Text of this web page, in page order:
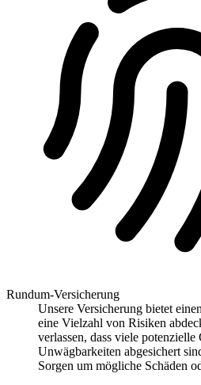
Rundum-Versicherung
Unsere Versicherung bietet
eine Vielzahl von Risiken
verlassen, dass viele potenzielle
Unwägbarkeiten abgesichert
Sorgen um mögliche Schäden